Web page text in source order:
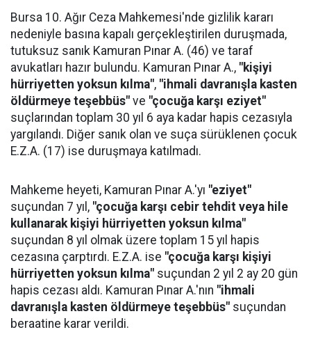
Bursa 10. Ağır Ceza Mahkemesi'nde gizlilik kararı
nedeniyle basına kapalı gerçekleştirilen duruşmada,
tutuksuz sanık Kamuran Pınar A. (46) ve taraf
avukatları hazır bulundu. Kamuran Pınar A., "kişiyi
hürriyetten yoksun kılma", "ihmali davranışla kasten
öldürmeye teşebbüs" ve "çocuğa karşı eziyet"
suçlarından toplam 30 yıl 6 aya kadar hapis cezasıyla
yargılandı. Diğer sanık olan ve suça sürüklenen çocuk
E.Z.A. (17) ise duruşmaya katılmadı.
Mahkeme heyeti, Kamuran Pınar A.'yı "eziyet"
suçundan 7 yıl, "çocuğa karşı cebir tehdit veya hile
kullanarak kişiyi hürriyetten yoksun kılma"
suçundan 8 yıl olmak üzere toplam 15 yıl hapis
cezasına çarptırdı. E.Z.A. ise "çocuğa karşı kişiyi
hürriyetten yoksun kılma" suçundan 2 yıl 2 ay 20 gün
hapis cezası aldı. Kamuran Pınar A.'nın "ihmali
davranışla kasten öldürmeye teşebbüs" suçundan
beraatine karar verildi.